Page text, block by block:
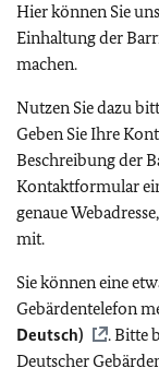
Hier können Sie
Einhaltung der
machen.
Nutzen Sie dazu
Geben Sie Ihre
Beschreibung der
Kontaktformular
genaue
mit.
Sie können eine
Gebärdentelefon
Deutsch)
. Bitte
Deutscher